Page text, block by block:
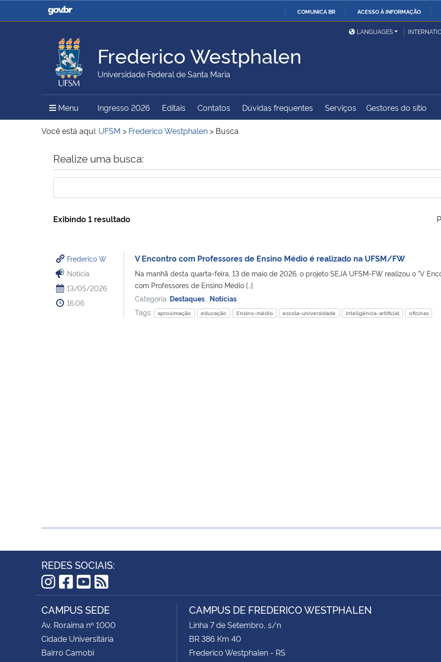
COMUNICA BR ACESSO À INFORMAÇÃO
Casa Civil
Ministério da Justiça e
Ministério da Defesa
Ministério das Relações
Exteriores
Ministério da Agricultura,
Pecuária e Abastecimento
Ministério da Educação Ministério da Cidadania
Ministério do Meio Ambiente Ministério do Turismo
Ministério do
Controladoria-Geral da
LANGUAGES
Frederico Westphalen
Universidade Federal de Santa Maria
Menu Menu Principal do Sítio
Ingresso 2026 Editais Contatos Dúvidas frequentes Serviços Gestores do sítio
Você está aqui: UFSM > Frederico Westphalen > Busca
Início do conteúdo
Realize uma busca:
Exibindo 1 resultado
Frederico W
Notícia
13/05/2026
16:06
V Encontro com Professores de Ensino Médio é realizado na UFSM/FW
Na manhã desta quarta-feira, 13 de maio de 2026, o projeto SEJA UFSM-FW realizou o “V
com Professores de Ensino Médio […]
Categoria: Destaques Notícias
Tags:
aproximação educação Ensino-médio escola-universidade inteligência-artificial oficinas
REDES SOCIAIS:
Instagram
Facebook
YouTube
RSS
CAMPUS SEDE
Av. Roraima nº 1000
Cidade Universitária
Bairro Camobi
CAMPUS DE FREDERICO WESTPHALEN
Linha 7 de Setembro, s/n
BR 386 Km 40
Frederico Westphalen - RS